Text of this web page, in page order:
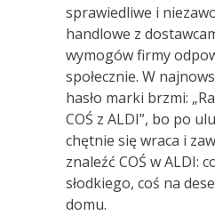
sprawiedliwe i
handlowe z
wymogów firmy
społecznie. W
hasło marki brzmi:
COŚ z ALDI”, bo po
chętnie się wraca i
znaleźć COŚ w ALDI:
słodkiego, coś na
domu.